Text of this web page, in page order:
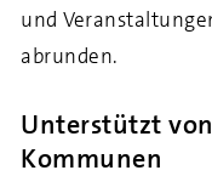
und
abrunden.
Unterstützt
Kommunen